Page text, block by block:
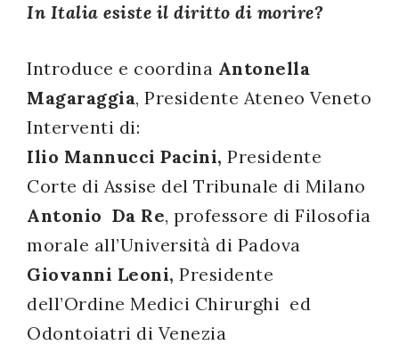
In Italia esiste il diritto di morire?
Introduce e coordina Antonella
Magaraggia, Presidente Ateneo Veneto
Interventi di:
Ilio Mannucci Pacini, Presidente
Corte di Assise del Tribunale di Milano
Antonio Da Re, professore di Filosofia
morale all’Università di Padova
Giovanni Leoni, Presidente
dell’Ordine Medici Chirurghi ed
Odontoiatri di Venezia
avvenuta con
successo!